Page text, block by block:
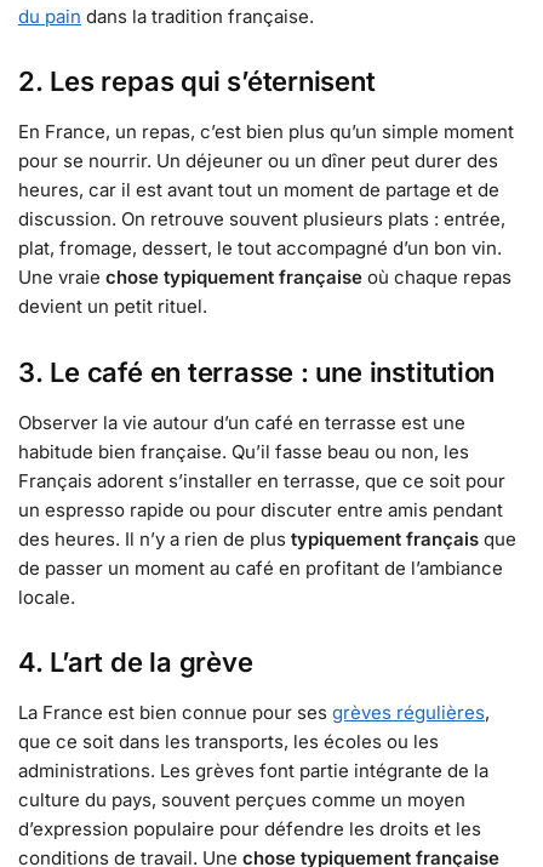
du pain dans la tradition française.
2. Les repas qui s’éternisent
En France, un repas, c’est bien plus qu’un simple moment
pour se nourrir. Un déjeuner ou un dîner peut durer des
heures, car il est avant tout un moment de partage et de
discussion. On retrouve souvent plusieurs plats : entrée,
plat, fromage, dessert, le tout accompagné d’un bon vin.
Une vraie chose typiquement française où chaque repas
devient un petit rituel.
3. Le café en terrasse : une institution
Observer la vie autour d’un café en terrasse est une
habitude bien française. Qu’il fasse beau ou non, les
Français adorent s’installer en terrasse, que ce soit pour
un espresso rapide ou pour discuter entre amis pendant
des heures. Il n’y a rien de plus typiquement français que
de passer un moment au café en profitant de l’ambiance
locale.
4. L’art de la grève
La France est bien connue pour ses grèves régulières,
que ce soit dans les transports, les écoles ou les
administrations. Les grèves font partie intégrante de la
culture du pays, souvent perçues comme un moyen
d’expression populaire pour défendre les droits et les
conditions de travail. Une chose typiquement française